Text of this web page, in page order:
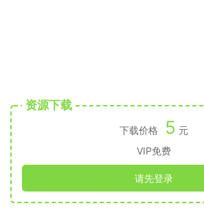
资源下载
下载价格 5 元
VIP免费
请先登录